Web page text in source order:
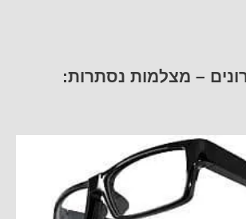
– מצלמות נסתרות: